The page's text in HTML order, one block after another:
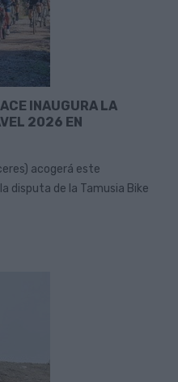
INAUGURA LA
2026 EN
acogerá este
disputa de la Tamusia Bike